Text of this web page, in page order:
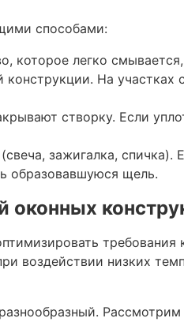
способами:
которое легко
На участках
створку. Если
зажигалка, спичка).
образовавшуюся щель.
оконных
воздействии низких